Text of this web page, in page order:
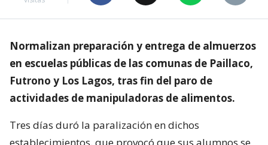
Normalizan preparación y entrega de almuerzos
en escuelas públicas de las comunas de Paillaco,
Futrono y Los Lagos, tras fin del paro de
actividades de manipuladoras de alimentos.
Tres días duró la paralización en dichos
establecimientos, que provocó que sus alumnos se